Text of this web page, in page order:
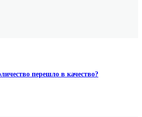
перешло в качество?